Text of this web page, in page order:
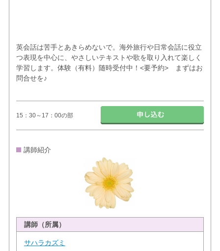
英会話は苦手とあきらめないで。海外旅行や日常会話に役立
つ表現を中心に、やさしいテキストや歌を取り入れて楽しく
学習します。体験（有料）随時受付中！<要予約> まずはお
問合せを♪
15：30～17：00の部
講師紹介
講師（所属）
サハラカズミ